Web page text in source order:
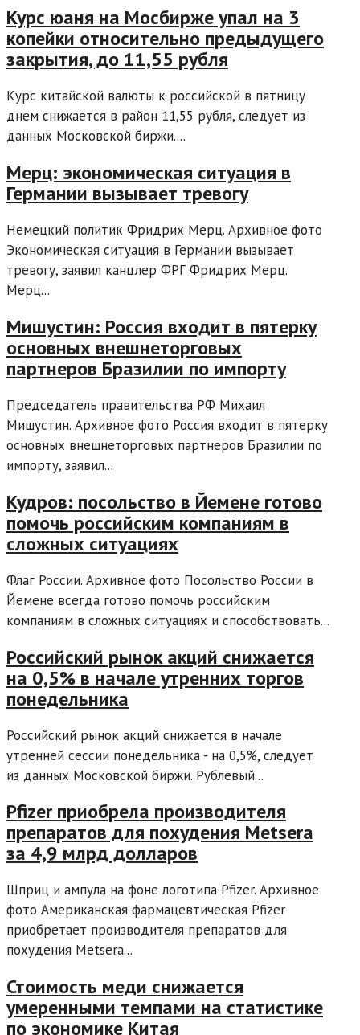
Курс юаня на Мосбирже упал на 3
копейки относительно предыдущего
закрытия, до 11,55 рубля
Курс китайской валюты к российской в пятницу
днем снижается в район 11,55 рубля, следует из
данных Московской биржи....
Мерц: экономическая ситуация в
Германии вызывает тревогу
Немецкий политик Фридрих Мерц. Архивное фото
Экономическая ситуация в Германии вызывает
тревогу, заявил канцлер ФРГ Фридрих Мерц.
Мерц...
Мишустин: Россия входит в пятерку
основных внешнеторговых
партнеров Бразилии по импорту
Председатель правительства РФ Михаил
Мишустин. Архивное фото Россия входит в пятерку
основных внешнеторговых партнеров Бразилии по
импорту, заявил...
Кудров: посольство в Йемене готово
помочь российским компаниям в
сложных ситуациях
Флаг России. Архивное фото Посольство России в
Йемене всегда готово помочь российским
компаниям в сложных ситуациях и способствовать...
Российский рынок акций снижается
на 0,5% в начале утренних торгов
понедельника
Российский рынок акций снижается в начале
утренней сессии понедельника - на 0,5%, следует
из данных Московской биржи. Рублевый...
Pfizer приобрела производителя
препаратов для похудения Metsera
за 4,9 млрд долларов
Шприц и ампула на фоне логотипа Pfizer. Архивное
фото Американская фармацевтическая Pfizer
приобретает производителя препаратов для
похудения Metsera...
Стоимость меди снижается
умеренными темпами на статистике
по экономике Китая